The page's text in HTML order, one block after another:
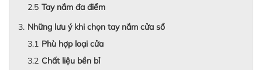
Tay nắm đa điểm
Những lưu ý khi chọn tay nắm cửa sổ
Phù hợp loại cửa
Chất liệu bền bỉ